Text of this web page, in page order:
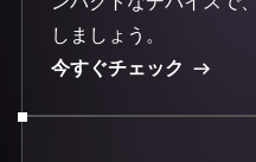
しましょう。
今すぐチェック